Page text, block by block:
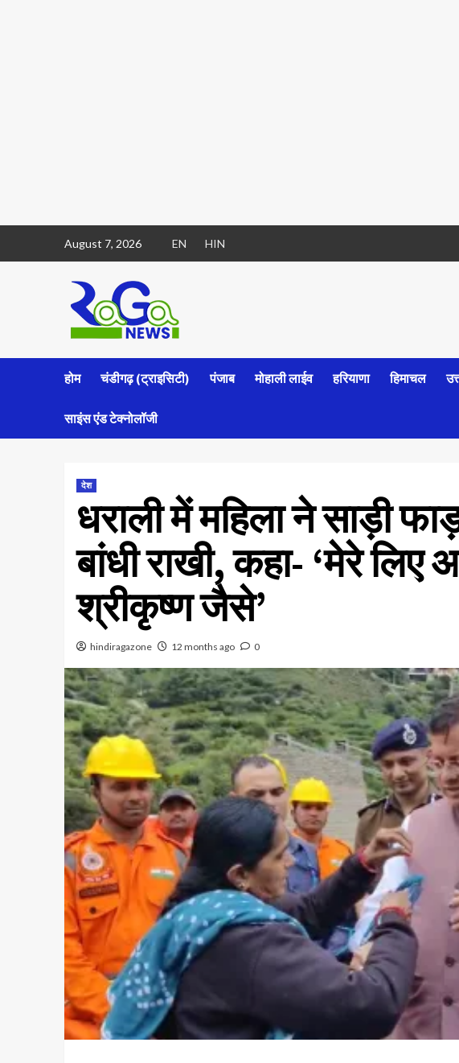
August 7, 2026 EN HIN
होम चंडीगढ़ (ट्राइसिटी) पंजाब मोहाली लाईव हरियाणा हिमाचल
साइंस एंड टेक्नोलॉजी
देश
धराली में महिला ने साड़ी
बांधी राखी, कहा- ‘मेरे लिए
श्रीकृष्ण जैसे’
hindiragazone 12 months ago 0